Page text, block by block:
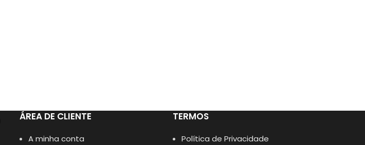
ÁREA DE CLIENTE
A minha conta
TERMOS
Política de Privacidade